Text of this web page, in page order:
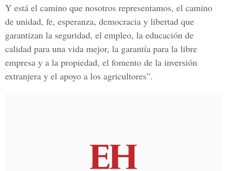
Y está el camino que nosotros representamos, el camino
de unidad, fe, esperanza, democracia y libertad que
garantizan la seguridad, el empleo, la educación de
calidad para una vida mejor, la garantía para la libre
empresa y a la propiedad, el fomento de la inversión
extranjera y el apoyo a los agricultores”.